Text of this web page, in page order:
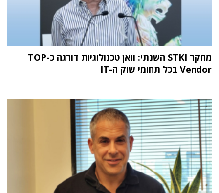
מחקר STKI השנתי: וואן טכנולוגיות דורגה כ-TOP
Vendor בכל תחומי שוק ה-IT